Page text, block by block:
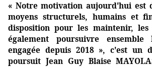
« Notre motivation aujourd'hui est
moyens structurels, humains et
disposition pour les maintenir, les
également poursuivre
engagée depuis 2018 », c'est un
poursuit Jean Guy Blaise